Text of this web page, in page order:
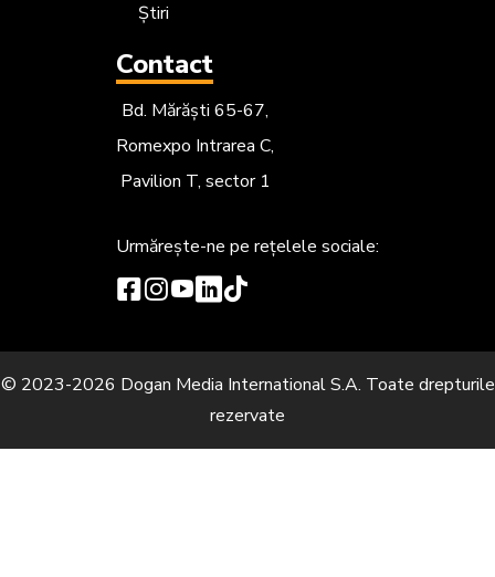
Știri
Contact
Bd. Mărăști 65-67,
Romexpo Intrarea C,
Pavilion T, sector 1
Urmărește-ne pe rețelele sociale:
© 2023-2026 Dogan Media International S.A. Toate drepturile
rezervate